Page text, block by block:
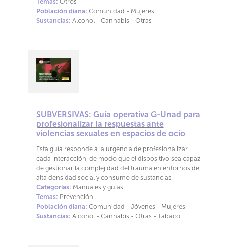
Población diana: Comunidad - Mujeres
Sustancias: Alcohol - Cannabis - Otras
SUBVERSIVAS: Guía operativa G-Unad para
profesionalizar la respuestas ante
violencias sexuales en espacios de ocio
Esta guía responde a la urgencia de profesionalizar
cada interacción, de modo que el dispositivo sea capaz
de gestionar la complejidad del trauma en entornos de
alta densidad social y consumo de sustancias
Categorías: Manuales y guías
Temas: Prevención
Población diana: Comunidad - Jóvenes - Mujeres
Sustancias: Alcohol - Cannabis - Otras - Tabaco